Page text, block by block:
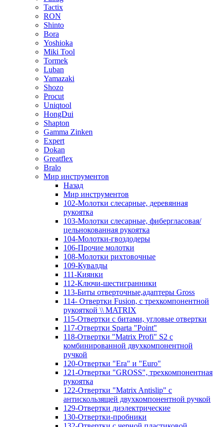
Tactix
RON
Shinto
Bora
Yoshioka
Miki Tool
Tormek
Luban
Yamazaki
Shozo
Procut
Uniqtool
HongDui
Shapton
Gamma Zinken
Expert
Dokan
Greatflex
Bralo
Мир инструментов
Назад
Мир инструментов
102-Молотки слесарные, деревянная
рукоятка
103-Молотки слесарные, фибергласовая/
цельнокованная рукоятка
104-Молотки-гвоздодеры
106-Прочие молотки
108-Молотки рихтовочные
109-Кувалды
111-Киянки
112-Ключи-шестигранники
113-Биты отверточные,адаптеры Gross
114- Отвертки Fusion, c трехкомпонентной
рукояткой \\ MATRIX
115-Отвертки с битами, угловые отвертки
117-Отвертки Sparta "Point"
118-Отвертки "Matrix Profi" S2 с
комбинированной двухкомпонентной
ручкой
120-Отвертки "Era" и "Euro"
121-Отвертки "GROSS", трехкомпонентная
рукоятка
122-Отвертки "Matrix Antislip" с
антискользящей двухкомпонентной ручкой
129-Отвертки диэлектрические
130-Отвертки-пробники